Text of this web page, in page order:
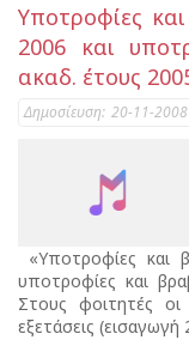
Υποτροφίες
2006 και
ακαδ. έτους
Δημοσίευση: 20-11-
«Υποτροφίες και
υποτροφίες και
Στους φοιτητές οι
εξετάσεις